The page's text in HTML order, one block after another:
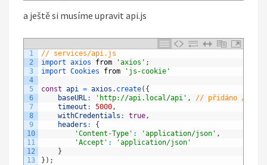
a ještě si musíme upravit api.js
1
2
3
4
5
6
7
8
9
10
11
12
13
// services/api.js
import axios from 'axios' ;
import Cookies from 'js-cookie'
const api = axios . create( {
baseURL: 'http://api.local/api' ,
// přidáno /api do
timeout : 5000,
withCredentials : true,
headers :
{
'Content-Type' : 'application/json' ,
'Accept' :
'application/json'
}
} ) ;